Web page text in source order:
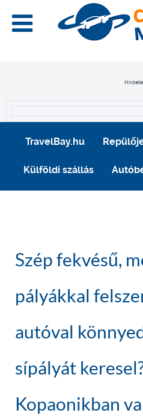
TravelBay.hu
Külföldi szállás
Szép fekvésű,
pályákkal
autóval
sípályát
Kopaonikban